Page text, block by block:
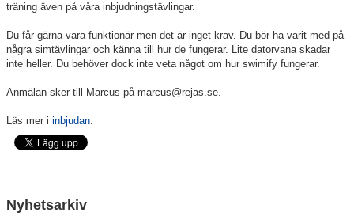
träning även på våra inbjudningstävlingar.
Du får gärna vara funktionär men det är inget krav. Du bör ha varit med på
några simtävlingar och känna till hur de fungerar. Lite datorvana skadar
inte heller. Du behöver dock inte veta något om hur swimify fungerar.
Anmälan sker till Marcus på marcus@rejas.se.
Läs mer i inbjudan.
Nyhetsarkiv